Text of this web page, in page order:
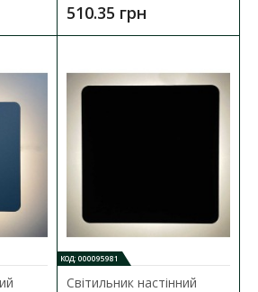
Violux BITRIX-W 10W 4200K
BITRIX-W Violux призначений для
певн..
ДО КОШИКА
В порівняння
В закладки
510.35 грн
КОД: 000095981
Світильник настінний